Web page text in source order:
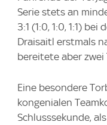
Serie stets an
3:1 (1:0, 1:0, 1:1)
Draisaitl erstmals
bereitete aber zwei
Eine besondere
kongenialen
Schlusssekunde,